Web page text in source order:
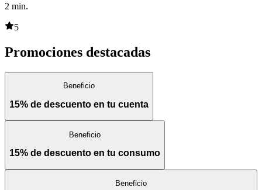
2 min.
5
Promociones destacadas
Beneficio
15% de descuento en tu cuenta
Beneficio
15% de descuento en tu consumo
Beneficio